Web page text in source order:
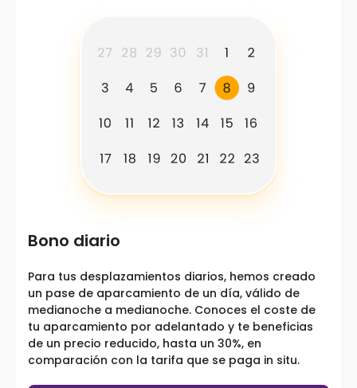
Bono diario
Para tus desplazamientos diarios, hemos creado
un pase de aparcamiento de un día, válido de
medianoche a medianoche. Conoces el coste de
tu aparcamiento por adelantado y te beneficias
de un precio reducido, hasta un 30%, en
comparación con la tarifa que se paga in situ.